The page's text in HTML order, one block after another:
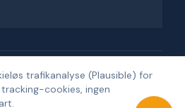
9, 8382 Hinnerup ·CVR 36909676
rettigheder forbeholdes.
Udviklet af
trafikanalyse (Plausible) for
cookies, ingen